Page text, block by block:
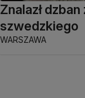
Znalazł
szwedzkiego
WARSZAWA